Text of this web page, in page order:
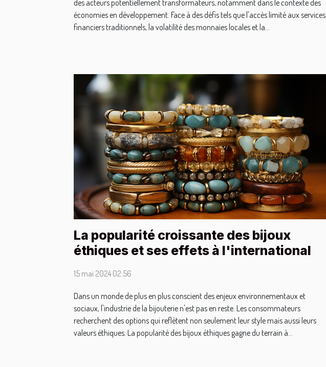
des acteurs potentiellement transformateurs, notamment dans le contexte des
économies en développement. Face à des défis tels que l'accès limité aux services
financiers traditionnels, la volatilité des monnaies locales et la...
La popularité croissante des bijoux
éthiques et ses effets à l'international
15 mai 2024 02:56
Dans un monde de plus en plus conscient des enjeux environnementaux et
sociaux, l'industrie de la bijouterie n'est pas en reste. Les consommateurs
recherchent des options qui reflètent non seulement leur style mais aussi leurs
valeurs éthiques. La popularité des bijoux éthiques gagne du terrain à...